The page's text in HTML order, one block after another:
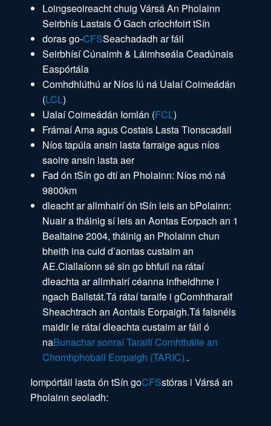
Loingseoireacht chuig Vársá An Pholainn
Seirbhís Lastais Ó Gach críochfoirt tSín
doras go-CFSSeachadadh ar fáil
Seirbhísí Cúnaimh & Láimhseála Ceadúnais
Easpórtála
Comhdhlúthú ar Níos lú ná Ualaí Coimeádán
(LCL)
Ualaí Coimeádán Iomlán (FCL)
Frámaí Ama agus Costais Lasta Tionscadail
Níos tapúla ansin lasta farraige agus níos
saoire ansin lasta aer
Fad ón tSín go dtí an Pholainn: Níos mó ná
9800km
dleacht ar allmhairí ón tSín leis an bPolainn:
Nuair a tháinig sí leis an Aontas Eorpach an 1
Bealtaine 2004, tháinig an Pholainn chun
bheith ina cuid d’aontas custaim an
AE.Ciallaíonn sé sin go bhfuil na rátaí
dleachta ar allmhairí céanna infheidhme i
ngach Ballstát.Tá rátaí taraife i gComhtharaif
Sheachtrach an Aontais Eorpaigh.Tá faisnéis
maidir le rátaí dleachta custaim ar fáil ó
naBunachar sonraí Taraifí Comhtháite an
Chomhphobail Eorpaigh (TARIC)..
Iompórtáil lasta ón tSín goCFSstóras i Vársá an
Pholainn seoladh: